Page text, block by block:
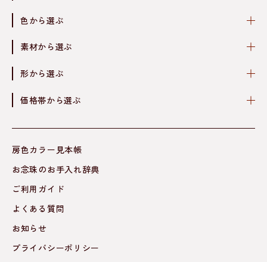
色から選ぶ
素材から選ぶ
形から選ぶ
価格帯から選ぶ
房色カラー見本帳
お念珠のお手入れ辞典
ご利用ガイド
よくある質問
お知らせ
プライバシーポリシー